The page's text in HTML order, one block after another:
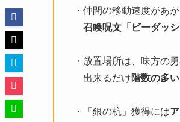
・仲間の移動速度があ
召喚呪文「ビーダッシ
・放置場所は、味方の
出来るだけ階数の多
・「銀の杭」獲得には